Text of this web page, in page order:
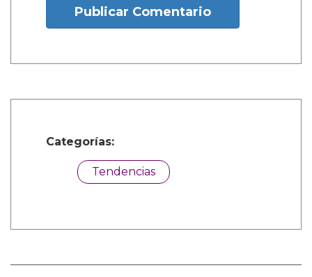
Publicar Comentario
Categorías:
Tendencias